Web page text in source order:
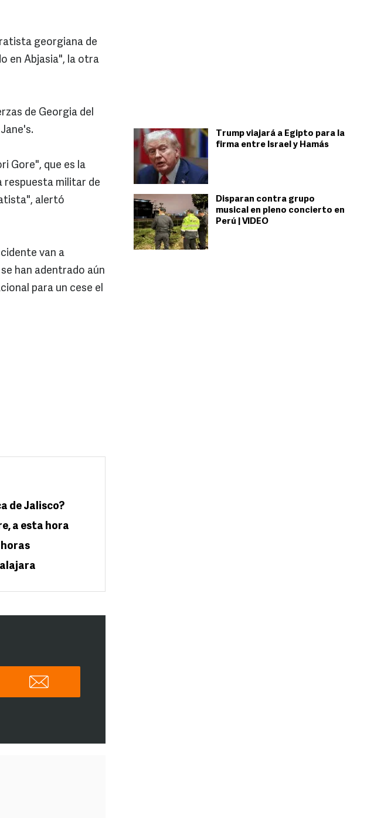
Trump viajará a Egipto para la
firma entre Israel y Hamás
Disparan contra grupo
musical en pleno concierto en
Perú | VIDEO
georgiana de
en Abjasia", la otra
de Georgia del
Gore", que es la
respuesta militar de
alertó
van a
han adentrado aún
para un cese el
de Jalisco?
a esta hora